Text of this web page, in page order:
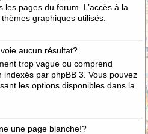
les pages du forum. L’accès à la
graphiques utilisés.
aucun résultat?
trop vague ou comprend
par phpBB 3. Vous pouvez
les options disponibles dans la
une page blanche!?